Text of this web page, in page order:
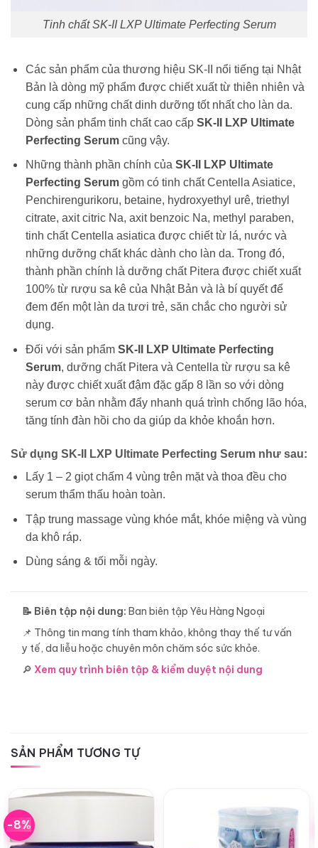
Tinh chất SK-II LXP Ultimate Perfecting Serum
Các sản phẩm của thương hiệu SK-II nổi tiếng tại Nhật
Bản là dòng mỹ phẩm được chiết xuất từ thiên nhiên và
cung cấp những chất dinh dưỡng tốt nhất cho làn da.
Dòng sản phẩm tinh chất cao cấp SK-II LXP Ultimate
Perfecting Serum cũng vậy.
Những thành phần chính của SK-II LXP Ultimate
Perfecting Serum gồm có tinh chấtCentella Asiatice,
Penchirengurikoru, betaine, hydroxyethyl urê, triethyl
citrate, axit citric Na, axit benzoic Na, methyl paraben,
tinh chất Centella asiatica được chiết từ lá, nước và
những dưỡng chất khác dành cho làn da. Trong đó,
thành phần chính là dưỡng chất Pitera được chiết xuất
100% từ rượu sa kê của Nhật Bản và là bí quyết để
đem đến một làn da tươi trẻ, săn chắc cho người sử
dụng.
Đối với sản phẩm SK-II LXP Ultimate Perfecting
Serum, dưỡng chất Pitera và Centella từ rượu sa kê
này được chiết xuất đậm đặc gấp 8 lần so với dòng
serum cơ bản nhằm đẩy nhanh quá trình chống lão hóa,
tăng tính đàn hồi cho da giúp da khỏe khoắn hơn.
Sử dụng SK-II LXP Ultimate Perfecting Serum như sau:
Lấy 1 – 2 giọt chấm 4 vùng trên mặt và thoa đều cho
serum thẩm thấu hoàn toàn.
Tập trung massage vùng khóe mắt, khóe miệng và vùng
da khô ráp.
Dùng sáng & tối mỗi ngày.
📝 Biên tập nội dung: Ban biên tập Yêu Hàng Ngoại
📌 Thông tin mang tính tham khảo, không thay thế tư vấn
y tế, da liễu hoặc chuyên môn chăm sóc sức khỏe.
🔎 Xem quy trình biên tập & kiểm duyệt nội dung
SẢN PHẨM TƯƠNG TỰ
-8%